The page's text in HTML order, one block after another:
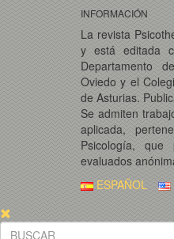
INFORMACIÓN
La revista
y está editada
Departamento
Oviedo y el
de Asturias.
Se admiten
aplicada,
Psicología, que
evaluados
ESPAÑOL